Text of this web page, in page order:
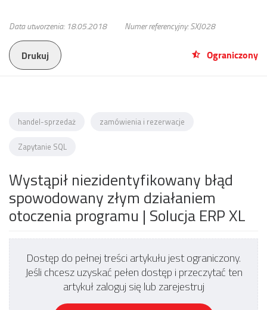
Data utworzenia: 18.05.2018 Numer referencyjny: SXJ028
Drukuj Ograniczony
handel-sprzedaż zamówienia i rezerwacje
Zapytanie SQL
Wystąpił niezidentyfikowany błąd
spowodowany złym działaniem
otoczenia programu | Solucja ERP XL
Dostęp do pełnej treści artykułu jest ograniczony.
Jeśli chcesz uzyskać pełen dostęp i przeczytać ten
artykuł zaloguj się lub zarejestruj